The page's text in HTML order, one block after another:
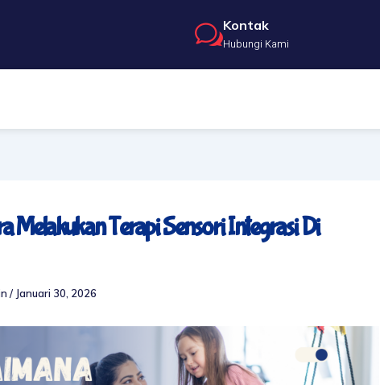
Kontak
Hubungi Kami
Melakukan Terapi Sensori Integrasi Di
/ Januari 30, 2026